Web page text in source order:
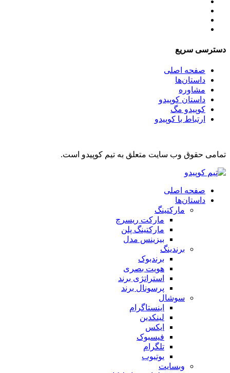
دسترسی سریع
صفحه اصلی
داستان‌ها
مشاوره
داستان کوپیدو
کوپیدو مگ
ارتباط با کوپیدو
تمامی حقوق وب سایت متعلق به تیم کوپیدو است.
صفحه اصلی
داستان‌ها
مارکتینگ
مارکت ریسرچ
مارکتینگ پلن
بیزینس مدل
برندینگ
برندبوک
هویت بصری
استراتژی برند
پرسونال برند
سوشال
اینستاگرام
لینکدین
ایکس
فیسبوک
تلگرام
یوتیوب
وبسایت